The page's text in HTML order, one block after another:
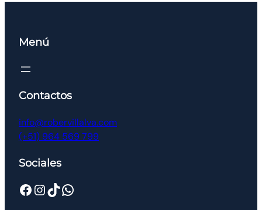
Menú
Contactos
info@robervillalva.com
(+51) 964 569 799
Sociales